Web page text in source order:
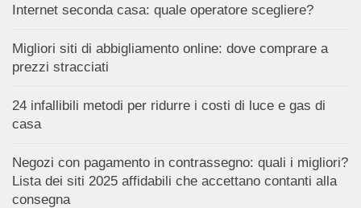
Internet seconda casa: quale operatore scegliere?
Migliori siti di abbigliamento online: dove comprare a
prezzi stracciati
24 infallibili metodi per ridurre i costi di luce e gas di
casa
Negozi con pagamento in contrassegno: quali i migliori?
Lista dei siti 2025 affidabili che accettano contanti alla
consegna